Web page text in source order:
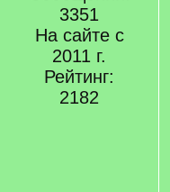
3351
На сайте с
2011 г.
Рейтинг:
2182